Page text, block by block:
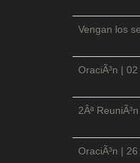
Vengan los
OraciÃ³n |
2Âª
OraciÃ³n |